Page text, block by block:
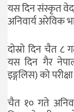
यस दिन संस्कृत
अनिवार्य अरेविक
दोस्रो दिन चैत ८
यस दिन गैर
इङ्गलिस) को
चैत १० गते